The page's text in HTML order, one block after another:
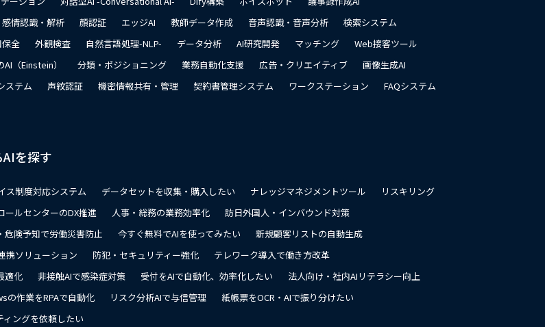
感情認識・解析 顔認証 エッジAI 教師データ作成 音声認識・音声分析
検索システム
全 外観検査 自然言語処理-NLP- データ分析 AI研究開発 マッチング
Web接客ツール
（Einstein） 分類・ポジショニング 業務自動化支援 広告・クリエイティブ
画像生成AI
ステム 声紋認証 機密情報共有・管理 契約書管理システム ワークステーション
FAQシステム
を探す
ス制度対応システム データセットを収集・購入したい ナレッジマネジメントツール
リスキリング
ールセンターのDX推進 人事・総務の業務効率化
訪日外国人・インバウンド対策
危険予知で労働災害防止 今すぐ無料でAIを使ってみたい
新規顧客リストの自動生成
携ソリューション 防犯・セキュリティー強化
テレワーク導入で働き方改革
適化 非接触AIで感染症対策 受付をAIで自動化、効率化したい
法人向け・社内AIリテラシー向上
の作業をRPAで自動化 リスク分析AIで与信管理
紙帳票をOCR・AIで振り分けたい
ィングを依頼したい